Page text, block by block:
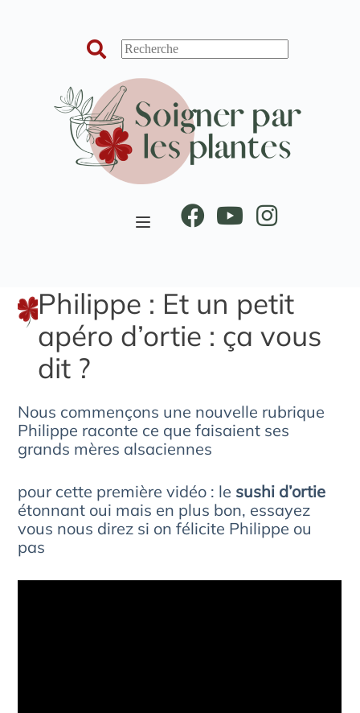
Philippe : Et un petit
apéro d’ortie : ça vous
dit ?
Nous commençons une nouvelle rubrique
Philippe raconte ce que faisaient ses
grands mères alsaciennes
pour cette première vidéo : le sushi d’ortie
étonnant oui mais en plus bon, essayez
vous nous direz si on félicite Philippe ou
pas